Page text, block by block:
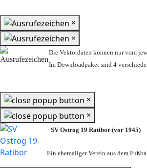
×
×
Die Vektordaten können nur vom
Im Downloadpaket sind 4
×
×
SV Ostrog 19 Ratibor (vor 1945)
Ein ehemaliger Verein aus dem